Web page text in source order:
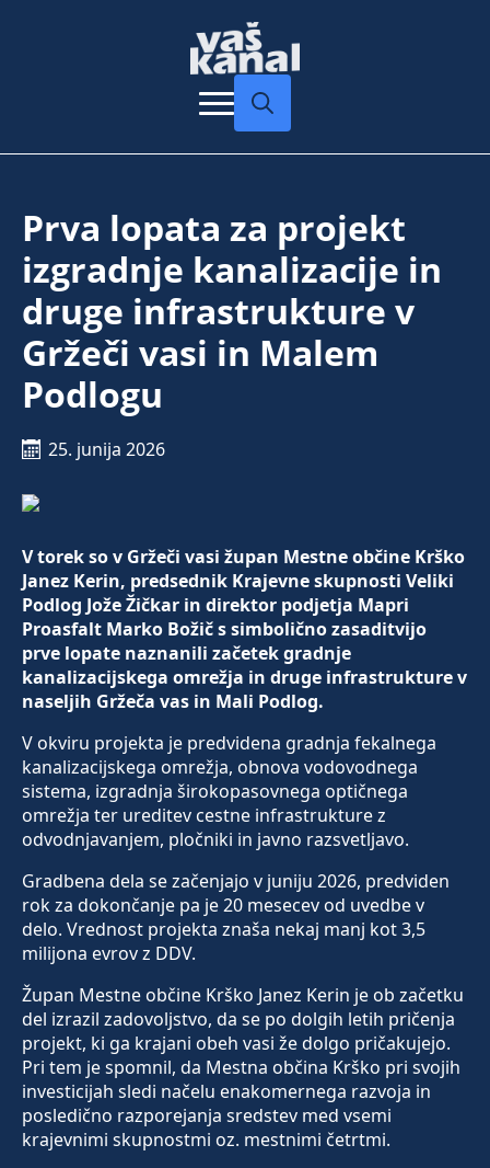
Prva lopata za projekt
izgradnje kanalizacije in
druge infrastrukture v
Gržeči vasi in Malem
Podlogu
25. junija 2026
V torek so v Gržeči vasi župan Mestne občine Krško
Janez Kerin, predsednik Krajevne skupnosti Veliki
Podlog Jože Žičkar in direktor podjetja Mapri
Proasfalt Marko Božič s simbolično zasaditvijo
prve lopate naznanili začetek gradnje
kanalizacijskega omrežja in druge infrastrukture v
naseljih Gržeča vas in Mali Podlog.
V okviru projekta je predvidena gradnja fekalnega
kanalizacijskega omrežja, obnova vodovodnega
sistema, izgradnja širokopasovnega optičnega
omrežja ter ureditev cestne infrastrukture z
odvodnjavanjem, pločniki in javno razsvetljavo.
Gradbena dela se začenjajo v juniju 2026, predviden
rok za dokončanje pa je 20 mesecev od uvedbe v
delo. Vrednost projekta znaša nekaj manj kot 3,5
milijona evrov z DDV.
Župan Mestne občine Krško Janez Kerin je ob začetku
del izrazil zadovoljstvo, da se po dolgih letih pričenja
projekt, ki ga krajani obeh vasi že dolgo pričakujejo.
Pri tem je spomnil, da Mestna občina Krško pri svojih
investicijah sledi načelu enakomernega razvoja in
posledično razporejanja sredstev med vsemi
krajevnimi skupnostmi oz. mestnimi četrtmi.